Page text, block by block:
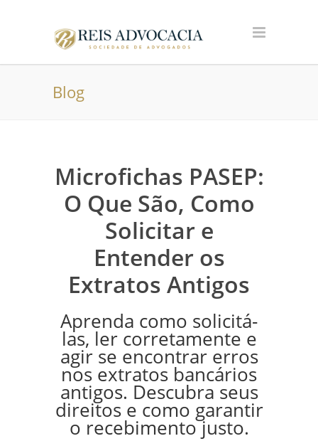
Blog
Microfichas PASEP:
O Que São, Como
Solicitar e
Entender os
Extratos Antigos
Aprenda como solicitá-
las, ler corretamente e
agir se encontrar erros
nos extratos bancários
antigos. Descubra seus
direitos e como garantir
o recebimento justo.